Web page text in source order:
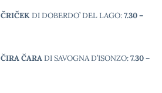
ČRIČEK DI DOBERDO’ DEL LAGO:7.30 –
ČIRA ČARADI SAVOGNA D’ISONZO:7.30 –